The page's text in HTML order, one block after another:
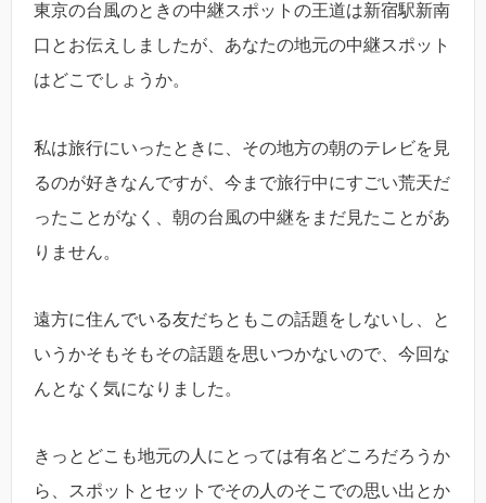
東京の台風のときの中継スポットの王道は新宿駅新南
口とお伝えしましたが、あなたの地元の中継スポット
はどこでしょうか。
私は旅行にいったときに、その地方の朝のテレビを見
るのが好きなんですが、今まで旅行中にすごい荒天だ
ったことがなく、朝の台風の中継をまだ見たことがあ
りません。
遠方に住んでいる友だちともこの話題をしないし、と
いうかそもそもその話題を思いつかないので、今回な
んとなく気になりました。
きっとどこも地元の人にとっては有名どころだろうか
ら、スポットとセットでその人のそこでの思い出とか